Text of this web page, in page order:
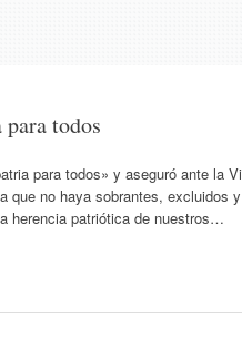
todos
para todos» y aseguró ante la
que no haya sobrantes, excluidos
herencia patriótica de nuestros…